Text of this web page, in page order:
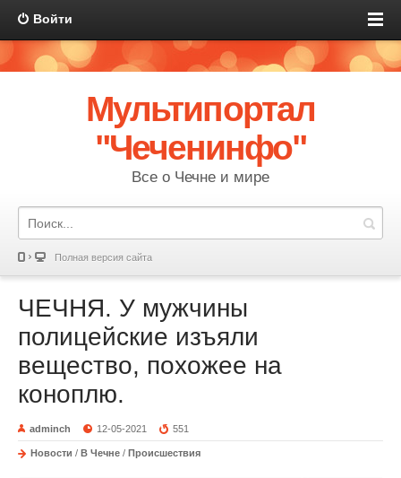
Войти
Мультипортал
"Чеченинфо"
Все о Чечне и мире
Полная версия сайта
ЧЕЧНЯ. У мужчины
полицейские изъяли
вещество, похожее на
коноплю.
adminch 12-05-2021 551
Новости / В Чечне / Происшествия